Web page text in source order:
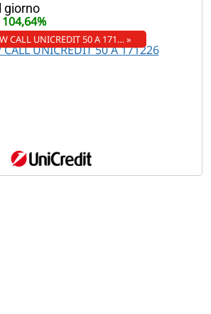
giorno
104,64%
CALL UNICREDIT 50 A 171… »